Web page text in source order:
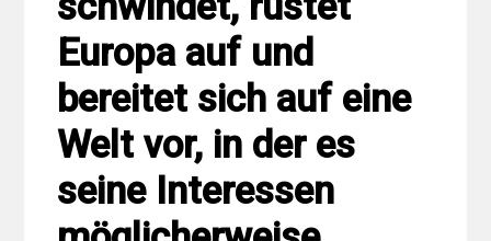
Europa auf und
bereitet sich auf eine
Welt vor, in der es
seine Interessen